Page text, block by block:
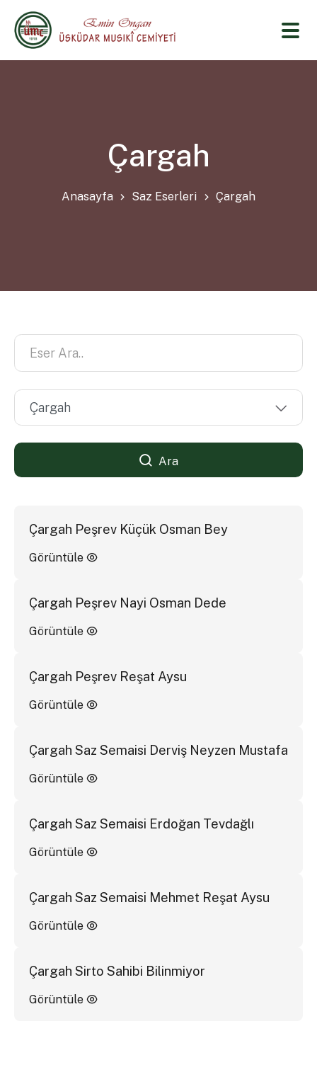
Çargah
Anasayfa Saz Eserleri Çargah
Ara
Çargah Peşrev Küçük Osman Bey
Görüntüle
Çargah Peşrev Nayi Osman Dede
Görüntüle
Çargah Peşrev Reşat Aysu
Görüntüle
Çargah Saz Semaisi Derviş Neyzen Mustafa
Görüntüle
Çargah Saz Semaisi Erdoğan Tevdağlı
Görüntüle
Çargah Saz Semaisi Mehmet Reşat Aysu
Görüntüle
Çargah Sirto Sahibi Bilinmiyor
Görüntüle